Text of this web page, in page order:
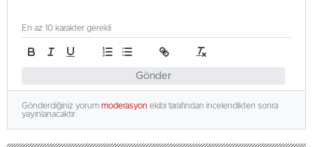
Gönder
En az 10 karakter gerekli
Gönderdiğiniz yorum moderasyon ekibi tarafından incelendikten sonra
yayınlanacaktır.